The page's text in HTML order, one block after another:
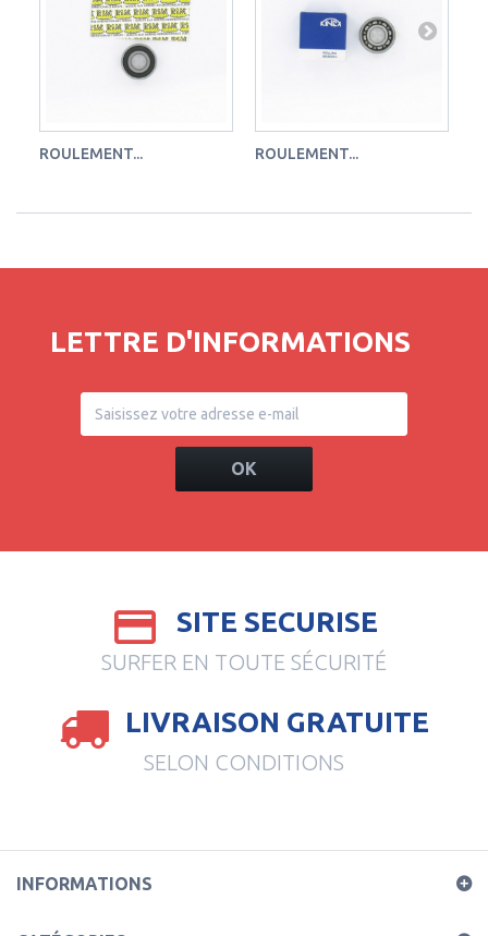
ROULEMENT... ROULEMENT...
LETTRE D'INFORMATIONS
OK
SITE SECURISE
SURFER EN TOUTE SÉCURITÉ
LIVRAISON GRATUITE
SELON CONDITIONS
INFORMATIONS